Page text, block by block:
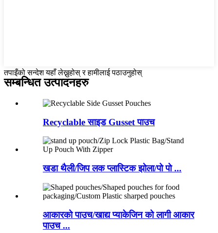
तपाइँको सन्देश यहाँ लेख्नुहोस् र हामीलाई पठाउनुहोस्
सम्बन्धितउत्पादनहरु
Recyclable साइड Gusset पाउच
खडा थैली/जिप लक प्लास्टिक झोला/पो पो ...
आकारको पाउच/खाद्य प्याकेजिन को लागी आकार
पाउच ...